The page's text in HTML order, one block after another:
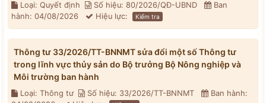
Loại: Quyết định Số hiệu: 80/2026/QĐ-UBND
Ban
hành: 04/08/2026
Hiệu lực: Kiểm tra
Thông tư 33/2026/TT-BNNMT sửa đổi một số Thông tư
trong lĩnh vực thủy sản do Bộ trưởng Bộ Nông nghiệp và
Môi trường ban hành
Loại: Thông tư Số hiệu: 33/2026/TT-BNNMT
Ban hành: